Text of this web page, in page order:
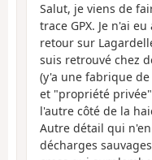
Salut, je viens de
trace GPX. Je n'ai
retour sur
suis retrouvé chez
(y'a une fabrique
et "propriété
l'autre côté de la
Autre détail qui
décharges